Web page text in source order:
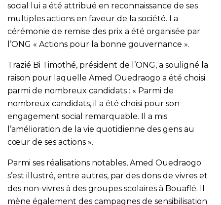
social lui a été attribué en reconnaissance de ses
multiples actions en faveur de la société. La
cérémonie de remise des prix a été organisée par
l’ONG « Actions pour la bonne gouvernance ».
Trazié Bi Timothé, président de l’ONG, a souligné la
raison pour laquelle Amed Ouedraogo a été choisi
parmi de nombreux candidats : « Parmi de
nombreux candidats, il a été choisi pour son
engagement social remarquable. Il a mis
l’amélioration de la vie quotidienne des gens au
cœur de ses actions ».
Parmi ses réalisations notables, Amed Ouedraogo
s’est illustré, entre autres, par des dons de vivres et
des non-vivres à des groupes scolaires à Bouaflé. Il
mène également des campagnes de sensibilisation